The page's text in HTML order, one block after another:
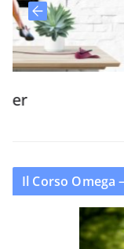
Il Corso Omega